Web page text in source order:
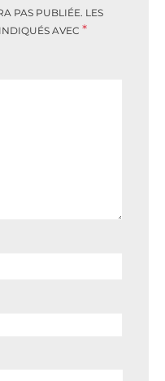
PAS PUBLIÉE. LES
AVEC *